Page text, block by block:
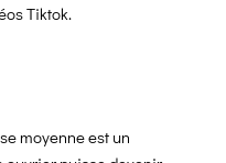
Tiktok.
moyenne est un